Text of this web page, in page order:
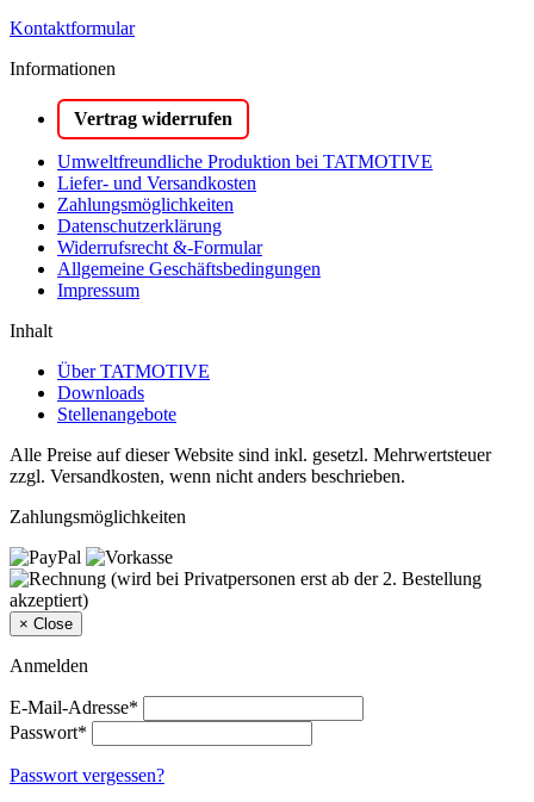
Kontaktformular
Informationen
Vertrag widerrufen
Umweltfreundliche Produktion bei TATMOTIVE
Liefer- und Versandkosten
Zahlungsmöglichkeiten
Datenschutzerklärung
Widerrufsrecht &-Formular
Allgemeine Geschäftsbedingungen
Impressum
Inhalt
Über TATMOTIVE
Downloads
Stellenangebote
Alle Preise auf dieser Website sind inkl. gesetzl. Mehrwertsteuer
zzgl. Versandkosten, wenn nicht anders beschrieben.
Zahlungsmöglichkeiten
× Close
Anmelden
E-Mail-Adresse*
Passwort*
Passwort vergessen?